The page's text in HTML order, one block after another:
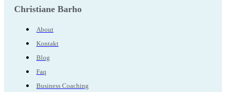
Christiane Barho
About
Kontakt
Blog
Faq
Business Coaching